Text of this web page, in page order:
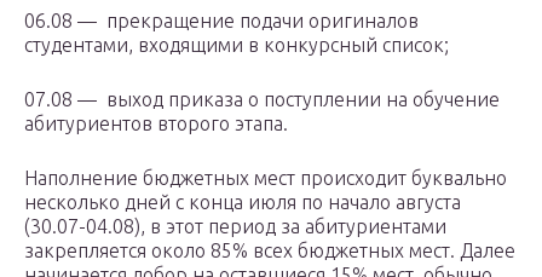
06.08 — прекращение подачи оригиналов
студентами, входящими в конкурсный список;
07.08 — выход приказа о поступлении на обучение
абитуриентов второго этапа.
Наполнение бюджетных мест происходит буквально
несколько дней с конца июля по начало августа
(30.07-04.08), в этот период за абитуриентами
закрепляется около 85% всех бюджетных мест. Далее